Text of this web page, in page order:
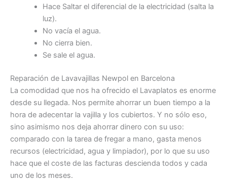
Hace Saltar el diferencial de la electricidad (salta la
luz).
No vacía el agua.
No cierra bien.
Se sale el agua.
Reparación de Lavavajillas Newpol en Barcelona
La comodidad que nos ha ofrecido el Lavaplatos es enorme
desde su llegada. Nos permite ahorrar un buen tiempo a la
hora de adecentar la vajilla y los cubiertos. Y no sólo eso,
sino asimismo nos deja ahorrar dinero con su uso:
comparado con la tarea de fregar a mano, gasta menos
recursos (electricidad, agua y limpiador), por lo que su uso
hace que el coste de las facturas descienda todos y cada
uno de los meses.